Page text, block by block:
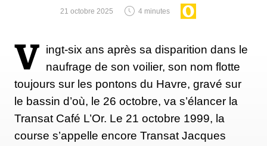
21 octobre 2025 4 minutes
V ingt-six ans après sa disparition dans le
naufrage de son voilier, son nom flotte
toujours sur les pontons du Havre, gravé sur
le bassin d’où, le 26 octobre, va s’élancer la
Transat Café L’Or. Le 21 octobre 1999, la
course s’appelle encore Transat Jacques